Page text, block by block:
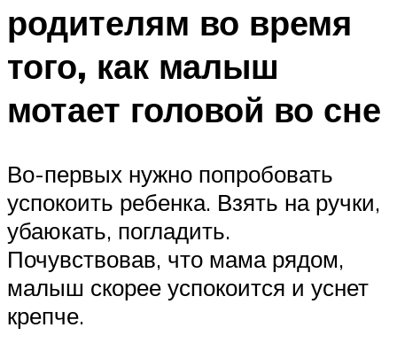
родителям во время
того, как малыш
мотает головой во сне
Во-первых нужно попробовать
успокоить ребенка. Взять на ручки,
убаюкать, погладить.
Почувствовав, что мама рядом,
малыш скорее успокоится и уснет
крепче.